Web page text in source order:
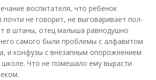
воспитателя, что ребенок
почти не говорит, не выговаривает пол-
в штаны, отец малыша равнодушно
самого были проблемы с алфавитом
и конфузы с внезапным опорожнением
школе. Что не помешало ему вырасти